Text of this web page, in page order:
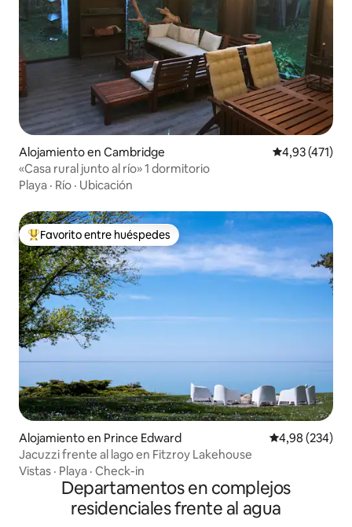
Alojamiento en Cambridge Calificación
4,93 (471)
«Casa rural junto al río» 1 dormitorio
Playa · Río · Ubicación
Favorito entre los huéspedes más destacados
Favorito entre huéspedes
Alojamiento en Prince Edward Calificación
4,98 (234)
Jacuzzi frente al lago en Fitzroy Lakehouse
Vistas · Playa · Check-in
Departamentos en complejos
residenciales frente al agua